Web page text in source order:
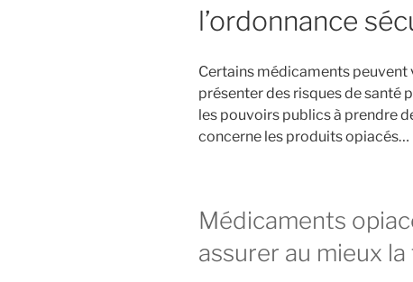
l’ordonnance
Certains médicaments peuvent
présenter des risques de santé
les pouvoirs publics à prendre
concerne les produits opiacés…
Médicaments
assurer au mieux